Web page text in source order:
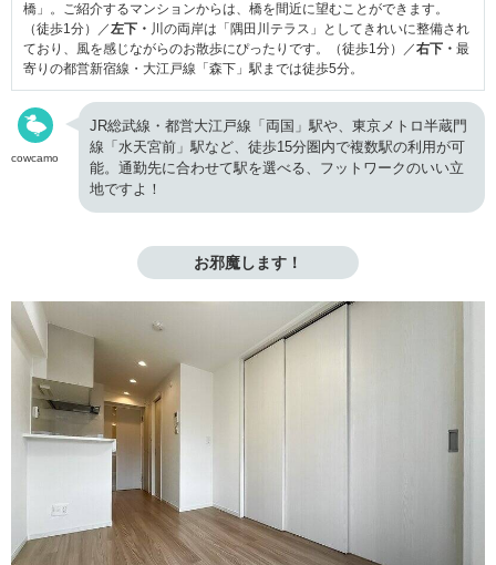
橋」。ご紹介するマンションからは、橋を間近に望むことができます。
（徒歩1分）／左下・ 川の両岸は「隅田川テラス」としてきれいに整備され
ており、風を感じながらのお散歩にぴったりです。（徒歩1分）／右下・ 最
寄りの都営新宿線・大江戸線「森下」駅までは徒歩5分。
cowcamo
JR総武線・都営大江戸線「両国」駅や、東京メトロ半蔵門
線「水天宮前」駅など、徒歩15分圏内で複数駅の利用が可
能。通勤先に合わせて駅を選べる、フットワークのいい立
地ですよ！
お邪魔します！